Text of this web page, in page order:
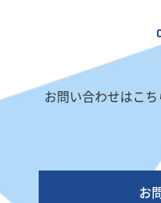
お問い合わせはこち
お